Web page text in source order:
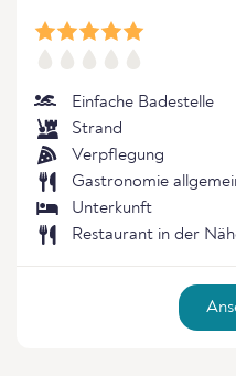
Einfache Badestelle
Strand
Verpflegung
Gastronomie
Unterkunft
Restaurant in der